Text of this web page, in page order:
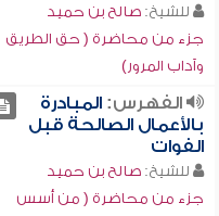
للشيخ:صالح بن حميد
جزء من محاضرة ( حق الطريق
وآداب المرور)
الفهرس:المبادرة
بالأعمال الصالحة قبل
الفوات
للشيخ:صالح بن حميد
جزء من محاضرة ( من أسس